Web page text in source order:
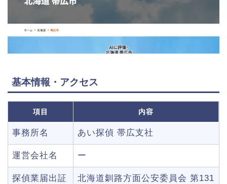
基本情報・アクセス
項目 内容
事務所名 あい探偵 帯広支社
運営会社名 ー
探偵業届出証
北海道釧路方面公安委員会 第131